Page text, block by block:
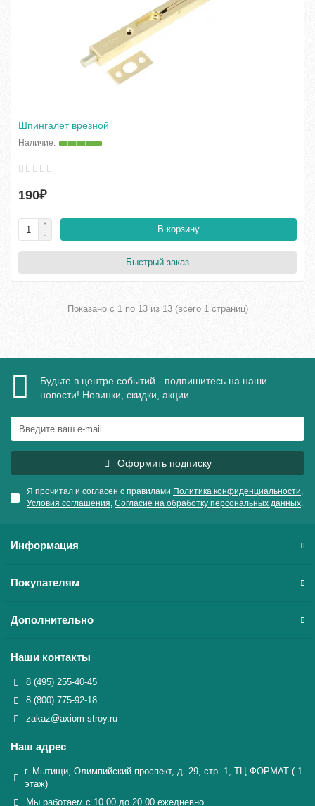
Шпингалет врезной
190₽
В корзину
Быстрый заказ
Показано с 1 по 13 из 13 (всего 1 страниц)
Будьте в центре событий - подпишитесь на наши
новости! Новинки, скидки, акции.
Оформить подписку
Я прочитал и согласен с правилами Политика конфиденциальности,
Условия соглашения, Согласие на обработку персональных данных.
Информация
Покупателям
Дополнительно
Наши контакты
8 (495) 255-40-45
8 (800) 775-92-18
zakaz@axiom-stroy.ru
Наш адрес
г. Мытищи, Олимпийский проспект, д. 29, стр. 1, ТЦ ФОРМАТ (-1
этаж)
Мы работаем с 10.00 до 20.00 ежедневно